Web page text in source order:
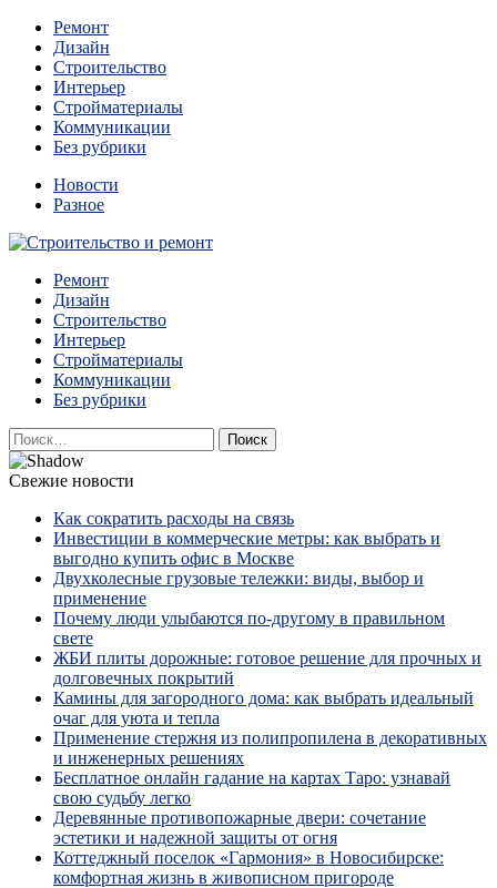
Перейти
содержимому
Ремонт
Дизайн
Строительство
Интерьер
Стройматериалы
Коммуникации
Без рубрики
Новости
Разное
Строительство и ремонт
Квартиры и дома, в которых живут разные люди, очень
отличаются между собой.
Ремонт
Дизайн
Строительство
Интерьер
Стройматериалы
Коммуникации
Без рубрики
Найти:
Свежие новости
Как сократить расходы на связь
Инвестиции в коммерческие метры: как выбрать и
выгодно купить офис в Москве
Двухколесные грузовые тележки: виды, выбор и
применение
Почему люди улыбаются по‑другому в правильном
свете
ЖБИ плиты дорожные: готовое решение для прочных и
долговечных покрытий
Камины для загородного дома: как выбрать идеальный
очаг для уюта и тепла
Применение стержня из полипропилена в декоративных
и инженерных решениях
Бесплатное онлайн гадание на картах Таро: узнавай
свою судьбу легко
Деревянные противопожарные двери: сочетание
эстетики и надежной защиты от огня
Коттеджный поселок «Гармония» в Новосибирске:
комфортная жизнь в живописном пригороде